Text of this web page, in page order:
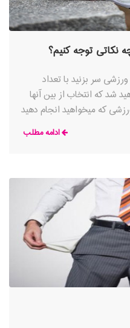
نکاتی توجه کنیم؟
سر بزنید با تعداد
شد که انتخاب از بین آنها
که میخواهید انجام دهید
دارند که با توجه به
کنند، به عنوان مثال علی رغم
ادامه مطلب